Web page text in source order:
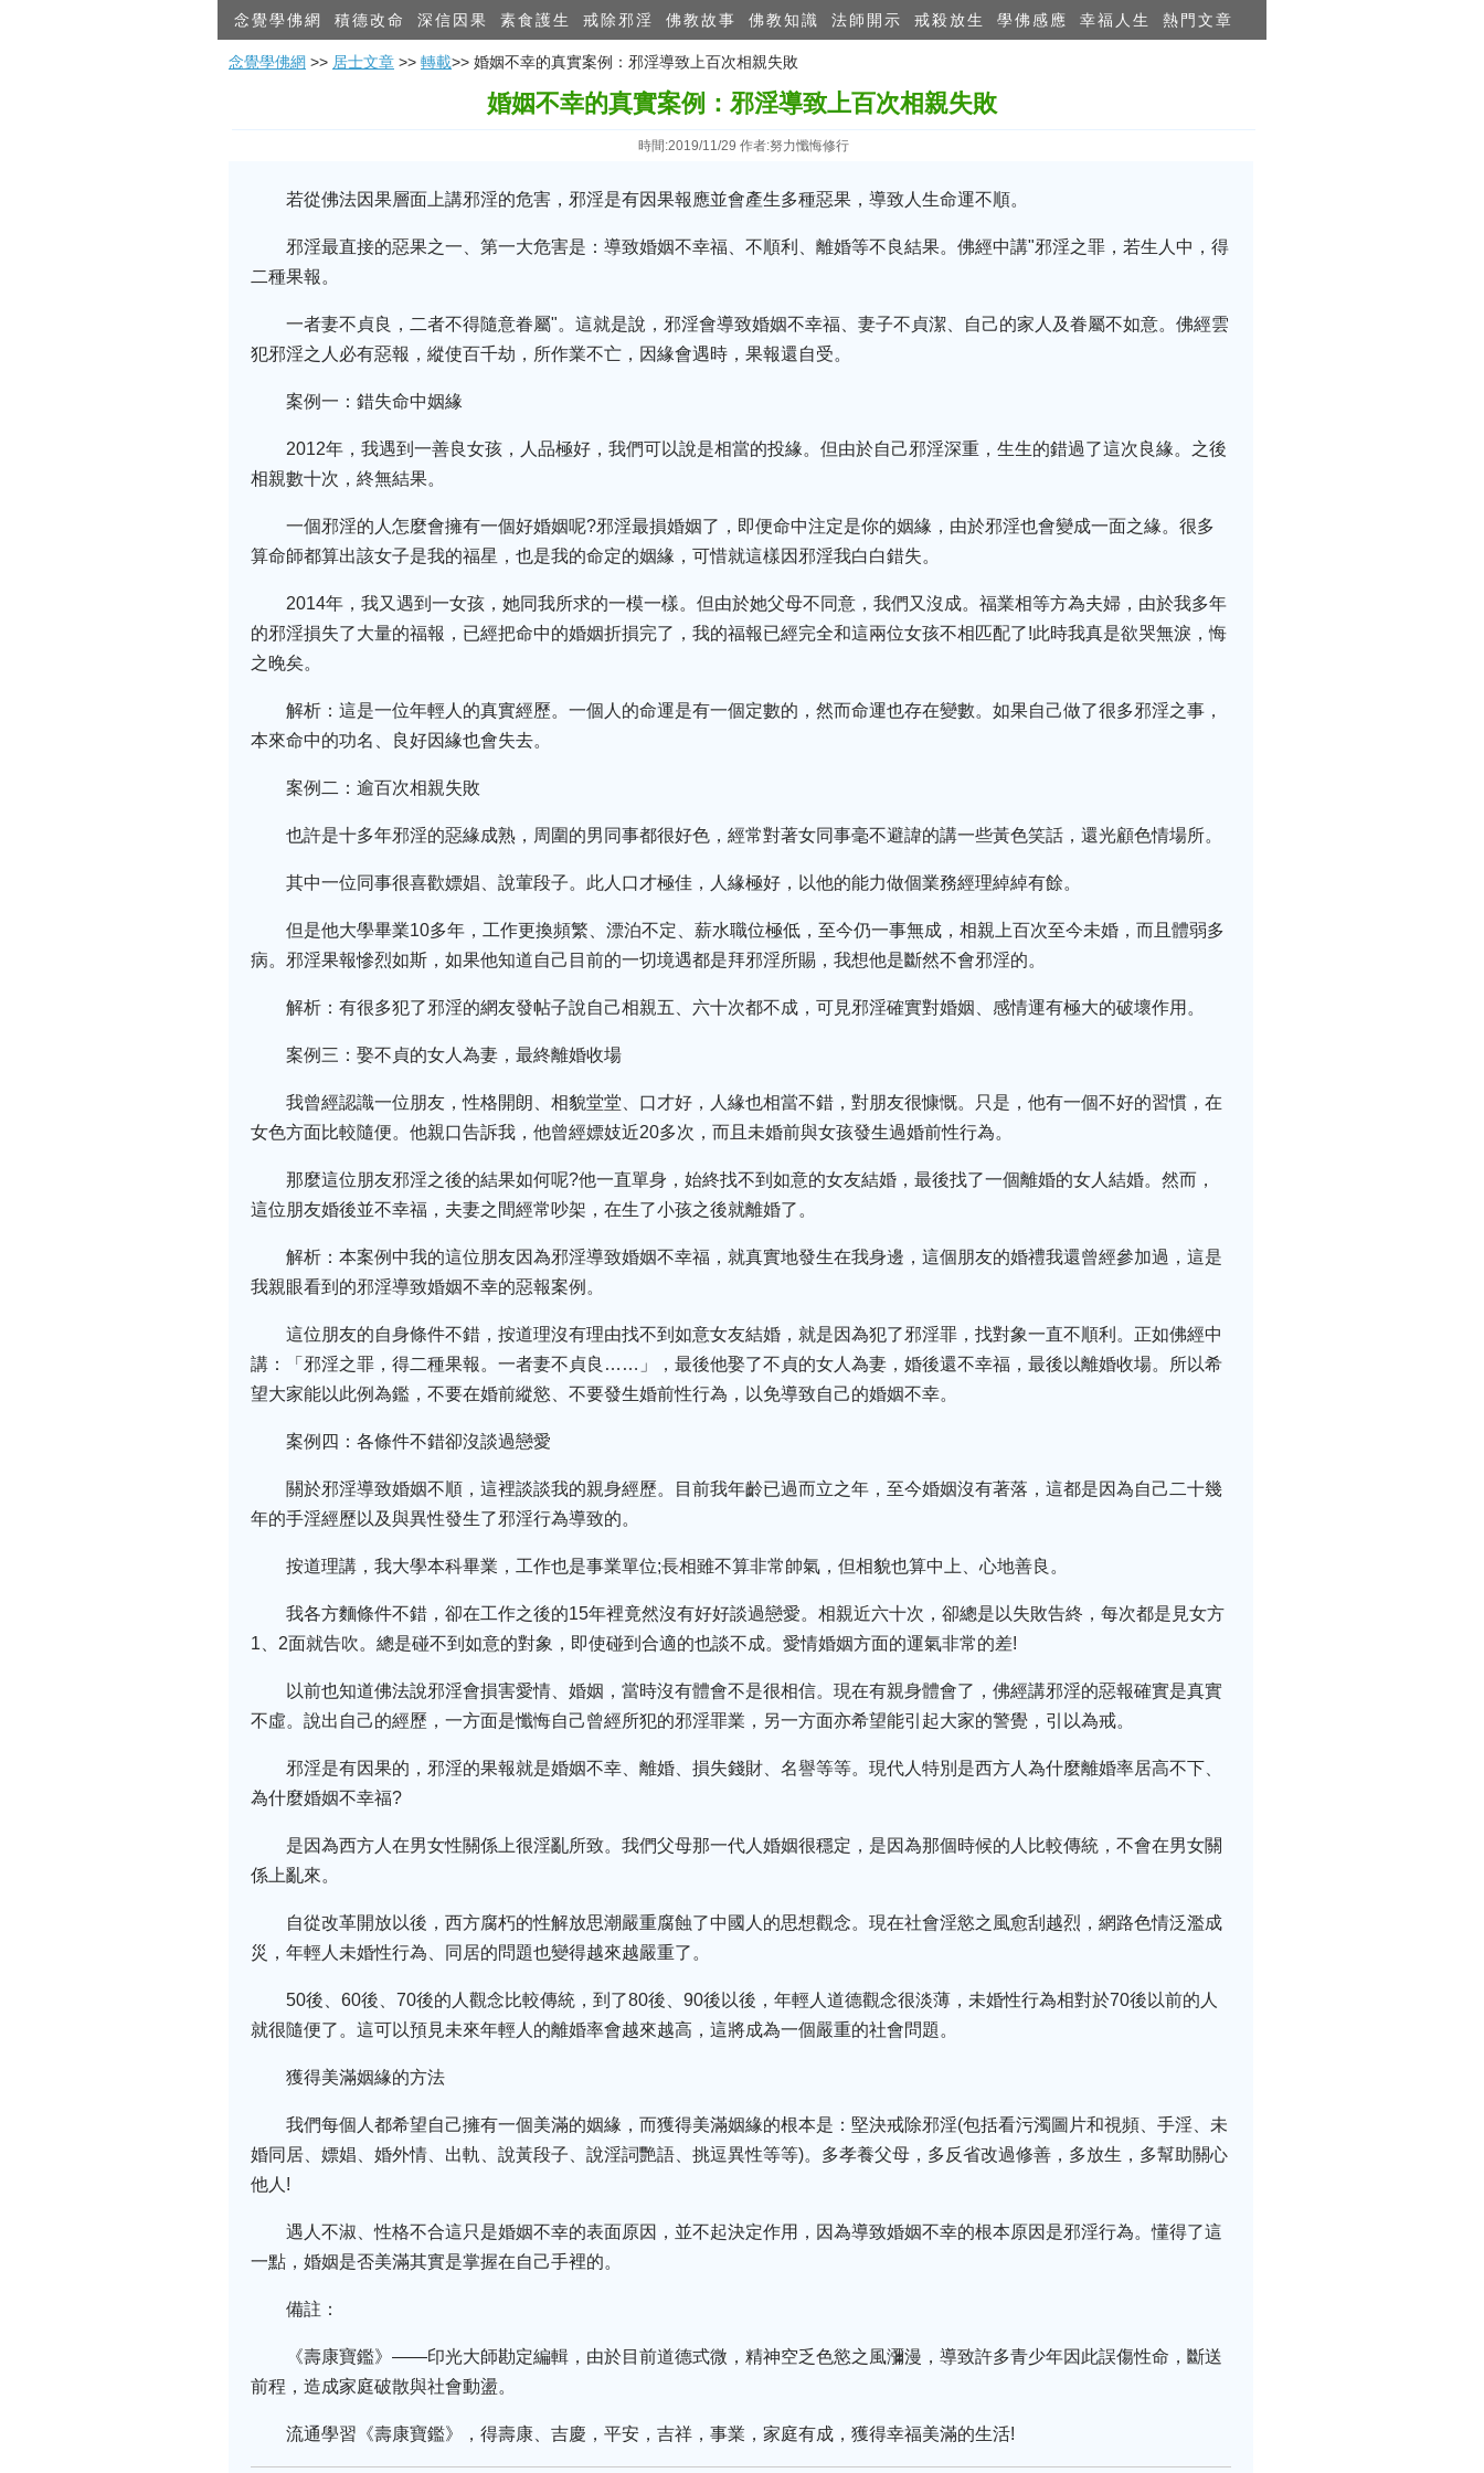
念覺學佛網 積德改命 深信因果 素食護生 戒除邪淫 佛教故事 佛教知識 法師開示 戒殺放生 學佛感應 幸福人生 熱門文章
念覺學佛網 >> 居士文章 >> 轉載>> 婚姻不幸的真實案例：邪淫導致上百次相親失敗
婚姻不幸的真實案例：邪淫導致上百次相親失敗
時間:2019/11/29 作者:努力懺悔修行
若從佛法因果層面上講邪淫的危害，邪淫是有因果報應並會產生多種惡果，導致人生命運不順。
邪淫最直接的惡果之一、第一大危害是：導致婚姻不幸福、不順利、離婚等不良結果。佛經中講"邪淫之罪，若生人中，得
二種果報。
一者妻不貞良，二者不得隨意眷屬"。這就是說，邪淫會導致婚姻不幸福、妻子不貞潔、自己的家人及眷屬不如意。佛經雲
犯邪淫之人必有惡報，縱使百千劫，所作業不亡，因緣會遇時，果報還自受。
案例一：錯失命中姻緣
2012年，我遇到一善良女孩，人品極好，我們可以說是相當的投緣。但由於自己邪淫深重，生生的錯過了這次良緣。之後
相親數十次，終無結果。
一個邪淫的人怎麼會擁有一個好婚姻呢?邪淫最損婚姻了，即便命中注定是你的姻緣，由於邪淫也會變成一面之緣。很多
算命師都算出該女子是我的福星，也是我的命定的姻緣，可惜就這樣因邪淫我白白錯失。
2014年，我又遇到一女孩，她同我所求的一模一樣。但由於她父母不同意，我們又沒成。福業相等方為夫婦，由於我多年
的邪淫損失了大量的福報，已經把命中的婚姻折損完了，我的福報已經完全和這兩位女孩不相匹配了!此時我真是欲哭無淚，悔
之晚矣。
解析：這是一位年輕人的真實經歷。一個人的命運是有一個定數的，然而命運也存在變數。如果自己做了很多邪淫之事，
本來命中的功名、良好因緣也會失去。
案例二：逾百次相親失敗
也許是十多年邪淫的惡緣成熟，周圍的男同事都很好色，經常對著女同事毫不避諱的講一些黃色笑話，還光顧色情場所。
其中一位同事很喜歡嫖娼、說葷段子。此人口才極佳，人緣極好，以他的能力做個業務經理綽綽有餘。
但是他大學畢業10多年，工作更換頻繁、漂泊不定、薪水職位極低，至今仍一事無成，相親上百次至今未婚，而且體弱多
病。邪淫果報慘烈如斯，如果他知道自己目前的一切境遇都是拜邪淫所賜，我想他是斷然不會邪淫的。
解析：有很多犯了邪淫的網友發帖子說自己相親五、六十次都不成，可見邪淫確實對婚姻、感情運有極大的破壞作用。
案例三：娶不貞的女人為妻，最終離婚收場
我曾經認識一位朋友，性格開朗、相貌堂堂、口才好，人緣也相當不錯，對朋友很慷慨。只是，他有一個不好的習慣，在
女色方面比較隨便。他親口告訴我，他曾經嫖妓近20多次，而且未婚前與女孩發生過婚前性行為。
那麼這位朋友邪淫之後的結果如何呢?他一直單身，始終找不到如意的女友結婚，最後找了一個離婚的女人結婚。然而，
這位朋友婚後並不幸福，夫妻之間經常吵架，在生了小孩之後就離婚了。
解析：本案例中我的這位朋友因為邪淫導致婚姻不幸福，就真實地發生在我身邊，這個朋友的婚禮我還曾經參加過，這是
我親眼看到的邪淫導致婚姻不幸的惡報案例。
這位朋友的自身條件不錯，按道理沒有理由找不到如意女友結婚，就是因為犯了邪淫罪，找對象一直不順利。正如佛經中
講：「邪淫之罪，得二種果報。一者妻不貞良……」，最後他娶了不貞的女人為妻，婚後還不幸福，最後以離婚收場。所以希
望大家能以此例為鑑，不要在婚前縱慾、不要發生婚前性行為，以免導致自己的婚姻不幸。
案例四：各條件不錯卻沒談過戀愛
關於邪淫導致婚姻不順，這裡談談我的親身經歷。目前我年齡已過而立之年，至今婚姻沒有著落，這都是因為自己二十幾
年的手淫經歷以及與異性發生了邪淫行為導致的。
按道理講，我大學本科畢業，工作也是事業單位;長相雖不算非常帥氣，但相貌也算中上、心地善良。
我各方麵條件不錯，卻在工作之後的15年裡竟然沒有好好談過戀愛。相親近六十次，卻總是以失敗告終，每次都是見女方
1、2面就告吹。總是碰不到如意的對象，即使碰到合適的也談不成。愛情婚姻方面的運氣非常的差!
以前也知道佛法說邪淫會損害愛情、婚姻，當時沒有體會不是很相信。現在有親身體會了，佛經講邪淫的惡報確實是真實
不虛。說出自己的經歷，一方面是懺悔自己曾經所犯的邪淫罪業，另一方面亦希望能引起大家的警覺，引以為戒。
邪淫是有因果的，邪淫的果報就是婚姻不幸、離婚、損失錢財、名譽等等。現代人特別是西方人為什麼離婚率居高不下、
為什麼婚姻不幸福?
是因為西方人在男女性關係上很淫亂所致。我們父母那一代人婚姻很穩定，是因為那個時候的人比較傳統，不會在男女關
係上亂來。
自從改革開放以後，西方腐朽的性解放思潮嚴重腐蝕了中國人的思想觀念。現在社會淫慾之風愈刮越烈，網路色情泛濫成
災，年輕人未婚性行為、同居的問題也變得越來越嚴重了。
50後、60後、70後的人觀念比較傳統，到了80後、90後以後，年輕人道德觀念很淡薄，未婚性行為相對於70後以前的人
就很隨便了。這可以預見未來年輕人的離婚率會越來越高，這將成為一個嚴重的社會問題。
獲得美滿姻緣的方法
我們每個人都希望自己擁有一個美滿的姻緣，而獲得美滿姻緣的根本是：堅決戒除邪淫(包括看污濁圖片和視頻、手淫、未
婚同居、嫖娼、婚外情、出軌、說黃段子、說淫詞艷語、挑逗異性等等)。多孝養父母，多反省改過修善，多放生，多幫助關心
他人!
遇人不淑、性格不合這只是婚姻不幸的表面原因，並不起決定作用，因為導致婚姻不幸的根本原因是邪淫行為。懂得了這
一點，婚姻是否美滿其實是掌握在自己手裡的。
備註：
《壽康寶鑑》——印光大師勘定編輯，由於目前道德式微，精神空乏色慾之風瀰漫，導致許多青少年因此誤傷性命，斷送
前程，造成家庭破散與社會動盪。
流通學習《壽康寶鑑》，得壽康、吉慶，平安，吉祥，事業，家庭有成，獲得幸福美滿的生活!